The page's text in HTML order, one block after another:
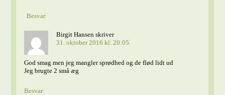
Besvar
Birgit Hansen skriver
31. oktober 2016 kl. 20:05
God smag men jeg mangler sprødhed og de flød lidt ud
Jeg brugte 2 små æg
Besvar